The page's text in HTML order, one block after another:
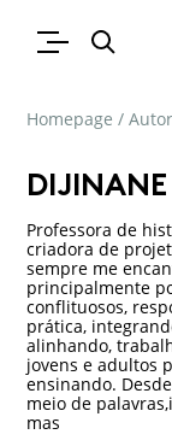
Homepage /
Professora de
criadora de
sempre me
principalmente
conflituosos,
prática,
alinhando,
jovens e adultos
ensinando.
meio de
mas